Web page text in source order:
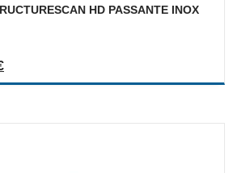
HD PASSANTE INOX
originale era: 1.190,00 €.
Il prezzo attuale è: 595,00 €.